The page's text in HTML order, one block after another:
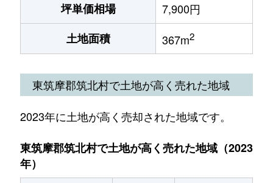
坪単価相場
7,900円
土地面積
367m2
東筑摩郡筑北村で土地が高く売れた地域
2023年に土地が高く売却された地域です。
東筑摩郡筑北村で土地が高く売れた地域（2023
年）